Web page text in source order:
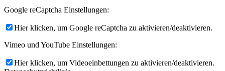
Google reCaptcha Einstellungen:
Hier klicken, um Google reCaptcha zu aktivieren/deaktivieren.
Vimeo und YouTube Einstellungen:
Hier klicken, um Videoeinbettungen zu aktivieren/deaktivieren.